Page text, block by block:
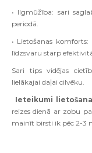
• Ilgmūžība: sari
periodā.
• Lietošanas
līdzsvaru starp
Sari tips vidējas
lielākajai daļai cilvēku.
Ieteikumi
reizes dienā ar zobu
mainīt birsti ik pēc 2-3